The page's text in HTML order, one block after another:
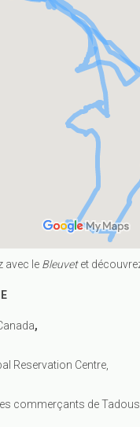
avec le Bleuvetet
,
Reservation Centre,
commerçants de